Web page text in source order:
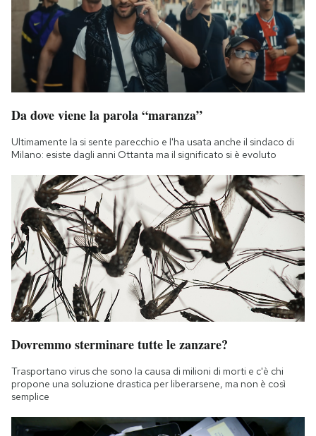
Da dove viene la parola “maranza”
Ultimamente la si sente parecchio e l'ha usata anche il sindaco di
Milano: esiste dagli anni Ottanta ma il significato si è evoluto
Dovremmo sterminare tutte le zanzare?
Trasportano virus che sono la causa di milioni di morti e c'è chi
propone una soluzione drastica per liberarsene, ma non è così
semplice